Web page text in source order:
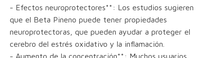
- Efectos neuroprotectores**: Los estudios sugieren
que el Beta Pineno puede tener propiedades
neuroprotectoras, que pueden ayudar a proteger el
cerebro del estrés oxidativo y la inflamación.
- Aumento de la concentración**: Muchos usuarios